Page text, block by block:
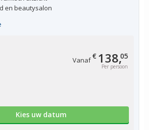
Vanaf€ 138,05
Per persoon
Kies uw datum
en beautysalon